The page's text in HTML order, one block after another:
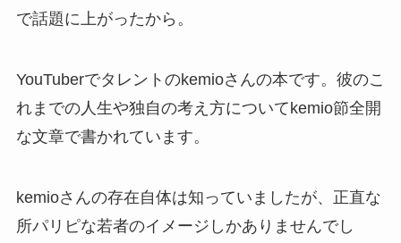
で話題に上がったから。
YouTuberでタレントのkemioさんの本です。彼のこ
れまでの人生や独自の考え方についてkemio節全開
な文章で書かれています。
kemioさんの存在自体は知っていましたが、正直な
所パリピな若者のイメージしかありませんでし